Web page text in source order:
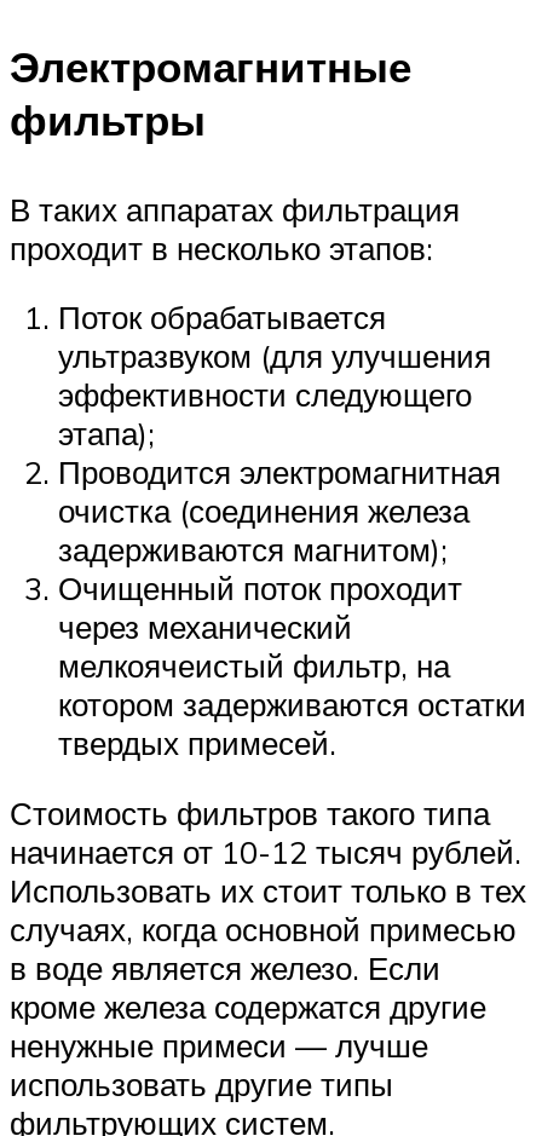
Электромагнитные
фильтры
В таких аппаратах фильтрация
проходит в несколько этапов:
Поток обрабатывается
ультразвуком (для улучшения
эффективности следующего
этапа);
Проводится электромагнитная
очистка (соединения железа
задерживаются магнитом);
Очищенный поток проходит
через механический
мелкоячеистый фильтр, на
котором задерживаются остатки
твердых примесей.
Стоимость фильтров такого типа
начинается от 10-12 тысяч рублей.
Использовать их стоит только в тех
случаях, когда основной примесью
в воде является железо. Если
кроме железа содержатся другие
ненужные примеси — лучше
использовать другие типы
фильтрующих систем.